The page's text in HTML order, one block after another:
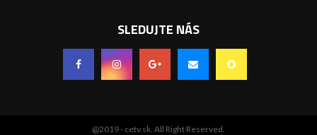
SLEDUJTE NÁS
@2019 - cetv.sk. All Right Reserved.